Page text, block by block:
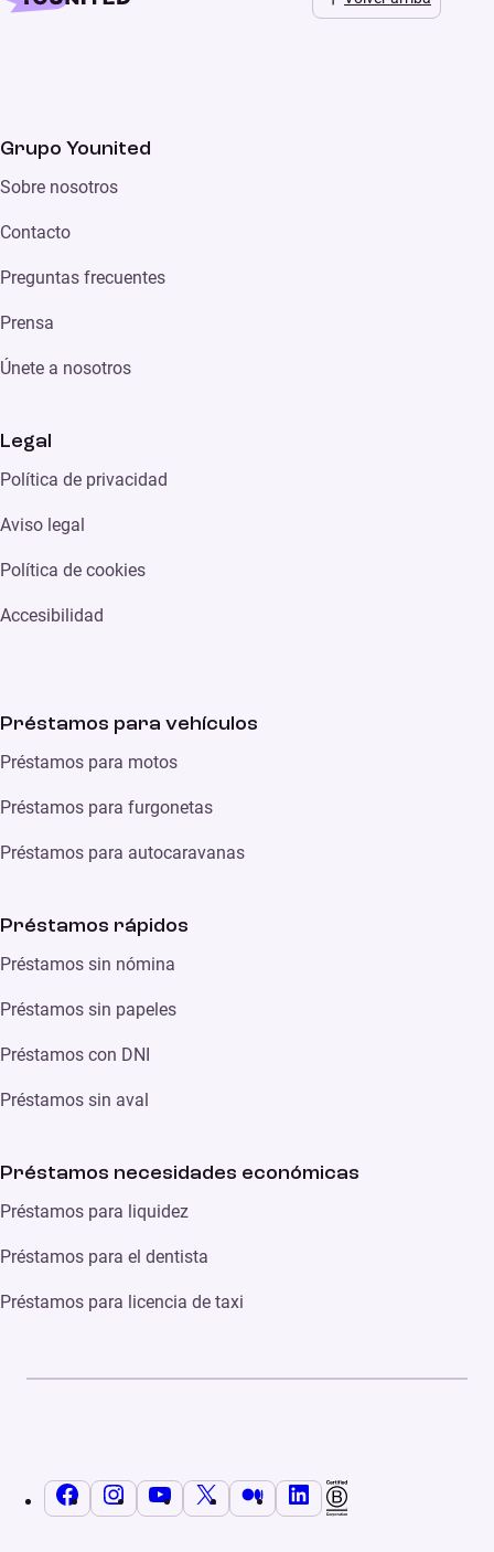
Grupo Younited
Sobre nosotros
Contacto
Preguntas frecuentes
Prensa
Únete a nosotros
Legal
Política de privacidad
Aviso legal
Política de cookies
Accesibilidad
Préstamos para vehículos
Préstamos para motos
Préstamos para furgonetas
Préstamos para autocaravanas
Préstamos rápidos
Préstamos sin nómina
Préstamos sin papeles
Préstamos con DNI
Préstamos sin aval
Préstamos necesidades económicas
Préstamos para liquidez
Préstamos para el dentista
Préstamos para licencia de taxi
FacebookInstagramYouTubeX MediumLinkedIn